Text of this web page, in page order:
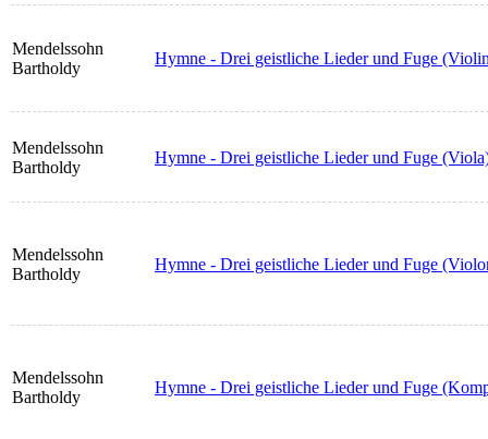
Mendelssohn
Bartholdy
Hymne - Drei geistliche Lieder und Fuge
Mendelssohn
Bartholdy
Hymne - Drei geistliche Lieder und Fuge
Mendelssohn
Bartholdy
Hymne - Drei geistliche Lieder und Fuge
Mendelssohn
Bartholdy
Hymne - Drei geistliche Lieder und Fuge